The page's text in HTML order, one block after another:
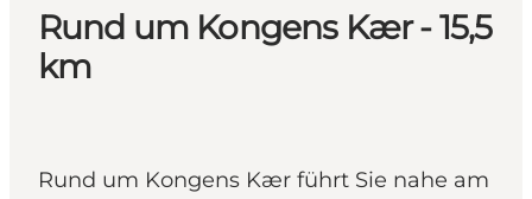
Rund um Kongens Kær - 15,5
km
Rund um Kongens Kær führt Sie nahe am